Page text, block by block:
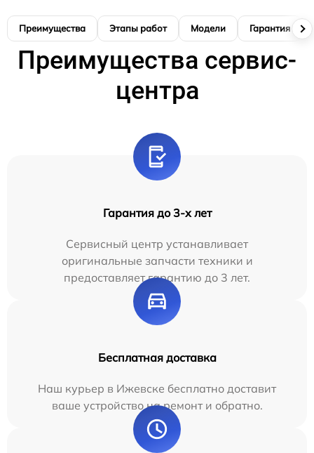
Преимущества Этапы работ Модели Гарантия
Преимущества сервис-
центра
Гарантия до 3-х лет
Сервисный центр устанавливает
оригинальные запчасти техники и
предоставляет гарантию до 3 лет.
Бесплатная доставка
Наш курьер в Ижевске бесплатно доставит
ваше устройство на ремонт и обратно.